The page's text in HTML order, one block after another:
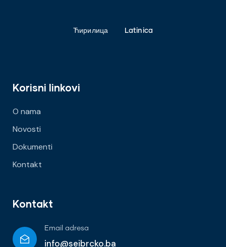
Ћирилица Latinica
Korisni linkovi
O nama
Novosti
Dokumenti
Kontakt
Kontakt
Email adresa
info@seibrcko.ba